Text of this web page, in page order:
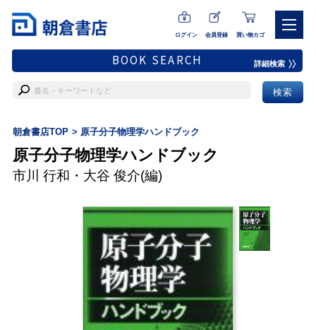
ログイン 会員登録 買い物カゴ
BOOK SEARCH 詳細検索
朝倉書店TOP 原子分子物理学ハンドブック
原子分子物理学ハンドブック
市川 行和 ・ 大谷 俊介(編)